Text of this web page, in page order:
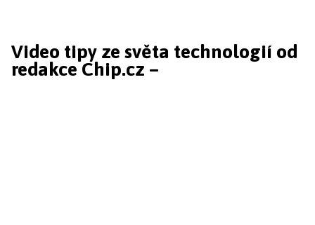
Video tipy ze světa technologií od
redakce Chip.cz –